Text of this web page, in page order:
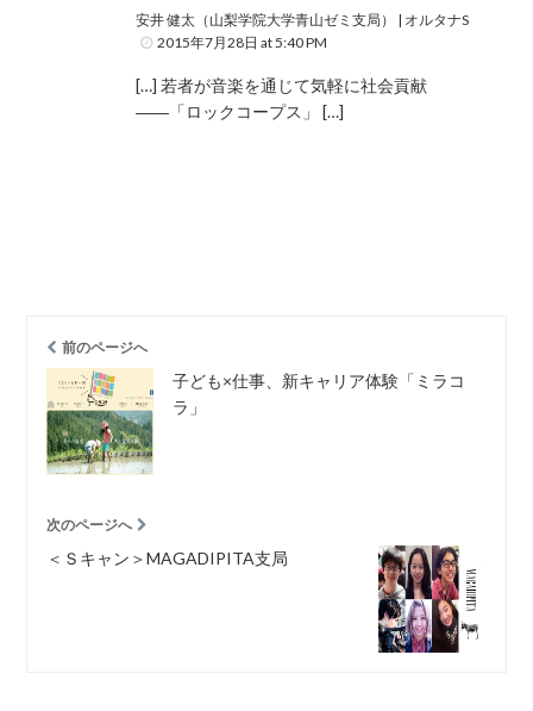
安井 健太（山梨学院大学青山ゼミ支局） | オルタナS
2015年7月28日 at 5:40 PM
[…] 若者が音楽を通じて気軽に社会貢献
――「ロックコープス」 […]
前のページへ
子ども×仕事、新キャリア体験「ミラコ
ラ」
次のページへ
＜Ｓキャン＞MAGADIPITA支局